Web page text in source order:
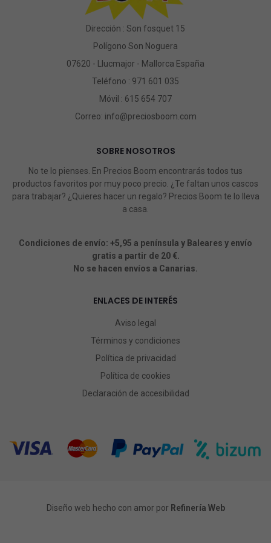
Dirección : Son fosquet 15
Polígono Son Noguera
07620 - Llucmajor - Mallorca España
Teléfono : 971 601 035
Móvil : 615 654 707
Correo: info@preciosboom.com
SOBRE NOSOTROS
No te lo pienses. En Precios Boom encontrarás todos tus
productos favoritos por muy poco precio. ¿Te faltan unos cascos
para trabajar? ¿Quieres hacer un regalo? Precios Boom te lo lleva
a casa.
Condiciones de envío: +5,95 a península y Baleares y envío
gratis a partir de 20 €.
No se hacen envíos a Canarias.
ENLACES DE INTERÉS
Aviso legal
Términos y condiciones
Política de privacidad
Política de cookies
Declaración de accesibilidad
Diseño web hecho con amor por Refinería Web